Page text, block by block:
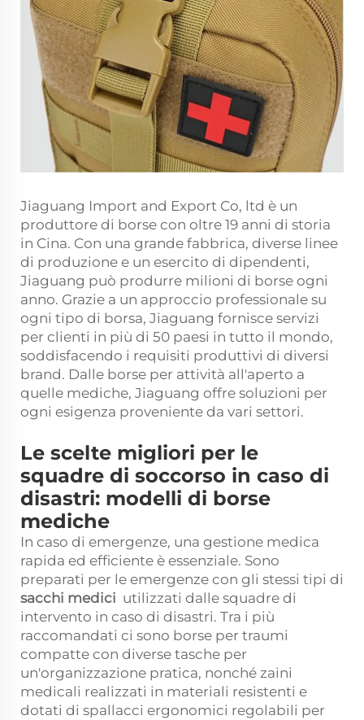
Jiaguang Import and Export Co, ltd è un
produttore di borse con oltre 19 anni di storia
in Cina. Con una grande fabbrica, diverse linee
di produzione e un esercito di dipendenti,
Jiaguang può produrre milioni di borse ogni
anno. Grazie a un approccio professionale su
ogni tipo di borsa, Jiaguang fornisce servizi
per clienti in più di 50 paesi in tutto il mondo,
soddisfacendo i requisiti produttivi di diversi
brand. Dalle borse per attività all'aperto a
quelle mediche, Jiaguang offre soluzioni per
ogni esigenza proveniente da vari settori.
Le scelte migliori per le
squadre di soccorso in caso di
disastri: modelli di borse
mediche
In caso di emergenze, una gestione medica
rapida ed efficiente è essenziale. Sono
preparati per le emergenze con gli stessi tipi di
sacchi medici utilizzati dalle squadre di
intervento in caso di disastri. Tra i più
raccomandati ci sono borse per traumi
compatte con diverse tasche per
un'organizzazione pratica, nonché zaini
medicali realizzati in materiali resistenti e
dotati di spallacci ergonomici regolabili per